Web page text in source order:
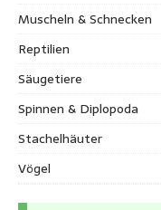
Muscheln & Schnecken
Reptilien
Säugetiere
Spinnen & Diplopoda
Stachelhäuter
Vögel